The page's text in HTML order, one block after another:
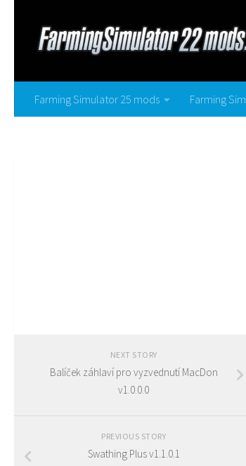
Farming Simulator 25 mods Farming
NEXT STORY
Balíček záhlaví pro vyzvednutí MacDon
v1.0.0.0
PREVIOUS STORY
Swathing Plus v1.1.0.1